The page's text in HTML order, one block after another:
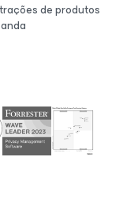
de produtos